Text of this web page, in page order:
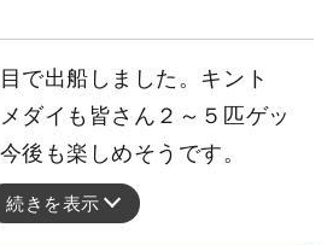
で出船しました。キント
ダイも皆さん２～５匹ゲッ
後も楽しめそうです。
続きを表示